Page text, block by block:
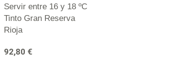
Servir entre 16 y 18 ºC
Tinto Gran Reserva
Rioja
92,80 €